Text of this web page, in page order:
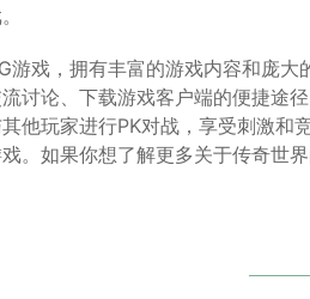
游戏，拥有丰富的游戏内容和庞
讨论、下载游戏客户端的便捷途
他玩家进行PK对战，享受刺激和
。如果你想了解更多关于传奇世